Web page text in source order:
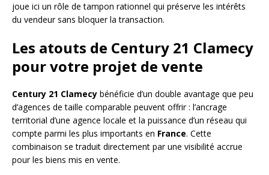
joue ici un rôle de tampon rationnel qui préserve les intérêts
du vendeur sans bloquer la transaction.
Les atouts de Century 21 Clamecy
pour votre projet de vente
Century 21 Clamecy bénéficie d’un double avantage que peu
d’agences de taille comparable peuvent offrir : l’ancrage
territorial d’une agence locale et la puissance d’un réseau qui
compte parmi les plus importants en France. Cette
combinaison se traduit directement par une visibilité accrue
pour les biens mis en vente.